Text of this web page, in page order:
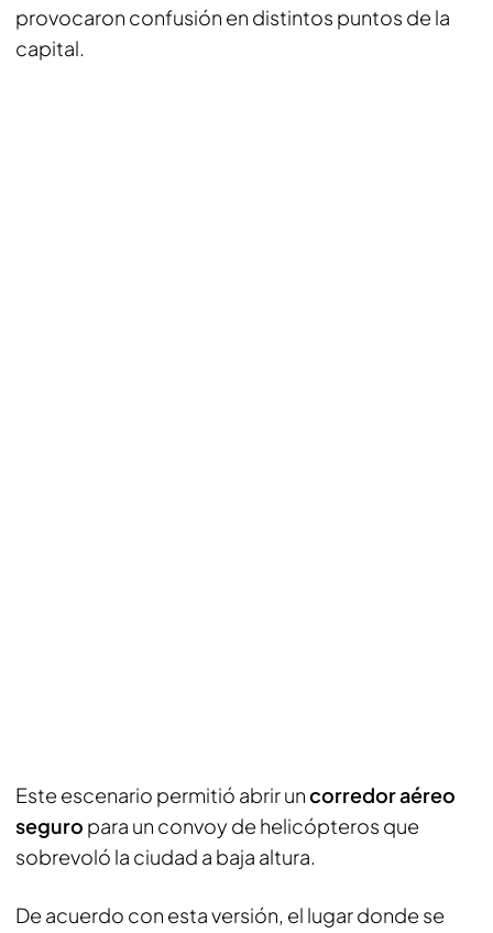
provocaron confusión en distintos puntos de la
capital.
Este escenario permitió abrir uncorredor aéreo
seguro para un convoy de helicópteros que
sobrevoló la ciudad a baja altura.
De acuerdo con esta versión, el lugar donde se